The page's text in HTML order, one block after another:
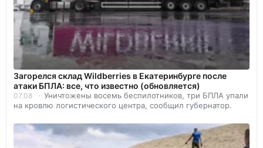
Загорелся склад Wildberries в Екатеринбурге после
атаки БПЛА: все, что известно (обновляется)
07.08
Уничтожены восемь беспилотников, три БПЛА упали
на кровлю логистического центра, сообщил губернатор.